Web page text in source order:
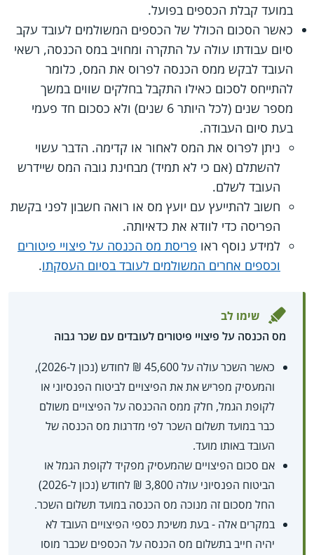
במועד קבלת הכספים בפועל.
כאשר הסכום הכולל של הכספים המשולמים לעובד עקב
סיום עבודתו עולה על התקרה ומחויב במס הכנסה, רשאי
העובד לבקש ממס הכנסה לפרוס את המס, כלומר
להתייחס לסכום כאילו התקבל בחלקים שווים במשך
מספר שנים (לכל היותר 6 שנים) ולא כסכום חד פעמי
בעת סיום העבודה.
ניתן לפרוס את המס לאחור או קדימה. הדבר עשוי
להשתלם (אם כי לא תמיד) מבחינת גובה המס שיידרש
העובד לשלם.
חשוב להתייעץ עם יועץ מס או רואה חשבון לפני בקשת
הפריסה כדי לוודא את כדאיותה.
למידע נוסף ראו פריסת מס הכנסה על פיצויי פיטורים
וכספים אחרים המשולמים לעובד בסיום העסקתו.
שימו לב
מס הכנסה על פיצויי פיטורים לעובדים עם שכר גבוה
כאשר השכר עולה על 45,600 ₪ לחודש (נכון ל-2026),
והמעסיק מפריש את את הפיצויים לביטוח הפנסיוני או
לקופת הגמל, חלק ממס ההכנסה על הפיצויים משולם
כבר במועד תשלום השכר לפי מדרגות מס הכנסה של
העובד באותו מועד.
אם סכום הפיצויים שהמעסיק מפקיד לקופת הגמל או
הביטוח הפנסיוני עולה 3,800 ₪ לחודש (נכון ל-2026)
החל מסכום זה מנוכה מס הכנסה במועד תשלום השכר.
במקרים אלה - בעת משיכת כספי הפיצויים העובד לא
יהיה חייב בתשלום מס הכנסה על הכספים שכבר מוסו